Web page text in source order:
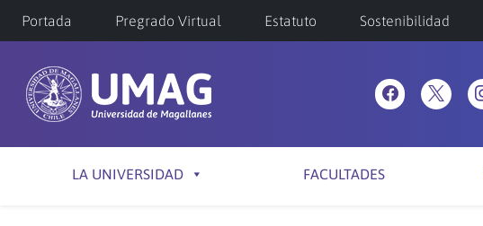
Portada Pregrado Virtual Estatuto Sostenibilidad
LA UNIVERSIDAD FACULTADES